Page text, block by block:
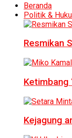
Beranda
Politik &
Resmikan
Ketimbang
Kejagung